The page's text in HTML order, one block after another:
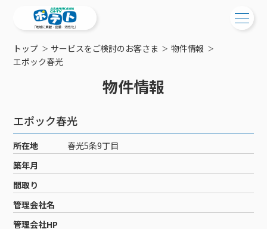
ご検討中の方
工事・配線について
新居をご検討中の方へ
ポテトを導入している集合住宅
物件情報
特典・キャンペーン
ご加入中の方
ご加入中のサービス確認・変更
WEBメール
サポートサービス
サポートサービストップ
リモートコール
新着情報
サービス案内
サービス案内
ケーブルテレビ
ケーブルテレビトップ
チャンネル紹介
インターネット
インターネットトップ
固定電話
コミチャン
お困りの方はこちら
会社案内
トップ サービスをご検討のお客さま
物件情報
エポック春光
物件情報
エポック春光
所在地
春光5条9丁目
築年月
間取り
管理会社名
管理会社HP